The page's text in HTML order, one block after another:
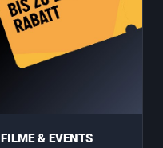
FILME & EVENTS